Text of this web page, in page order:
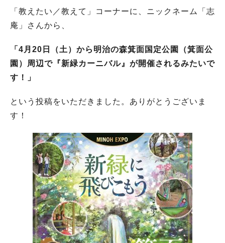
「教えたい／教えて」コーナーに、ニックネーム「志
庵」さんから、
「4月20日（土）から明治の森箕面国定公園（箕面公
園）周辺で『新緑カーニバル』が開催されるみたいで
す！」
という投稿をいただきました。ありがとうございま
す！